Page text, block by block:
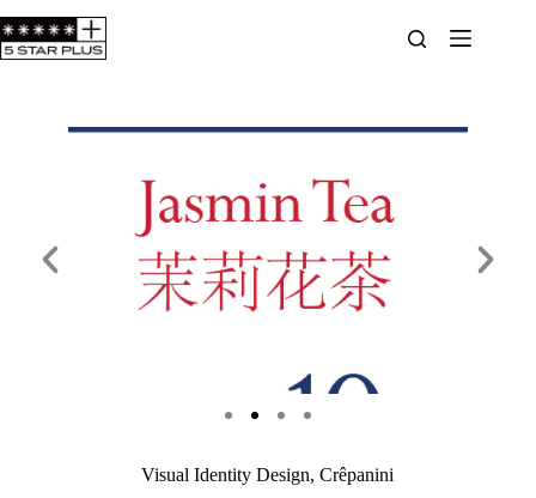
Visual Identity Design, Crêpanini